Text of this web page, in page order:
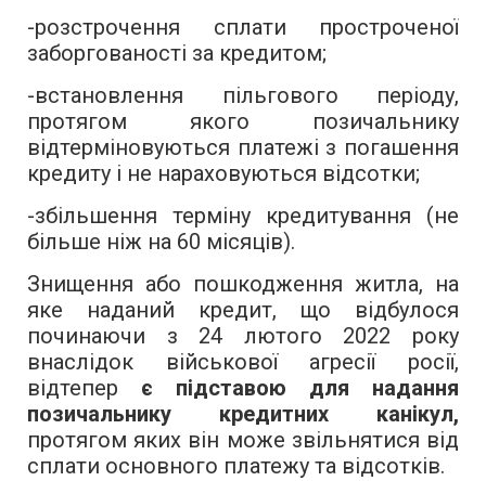
-розстрочення сплати простроченої
заборгованості за кредитом;
-встановлення пільгового періоду,
протягом якого позичальнику
відтерміновуються платежі з погашення
кредиту і не нараховуються відсотки;
-збільшення терміну кредитування (не
більше ніж на 60 місяців).
Знищення або пошкодження житла, на
яке наданий кредит, що відбулося
починаючи з 24 лютого 2022 року
внаслідок військової агресії росії,
відтепер є підставою для надання
позичальнику кредитних канікул,
протягом яких він може звільнятися від
сплати основного платежу та відсотків.